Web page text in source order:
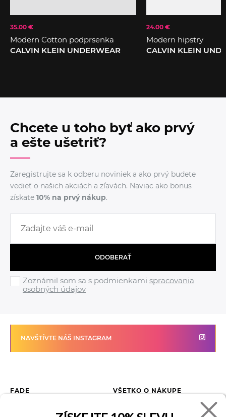
35.00 €
Modern Cotton podprsenka
CALVIN KLEIN UNDERWEAR
24.00 €
Modern hipstry
CALVIN KLEIN
Chcete u toho byť ako prvý
a ešte ušetriť?
Zaregistrujte sa k odberu noviniek a ako prvý budete
vedieť o našich akciách a zľavách. Naviac ako bonus
získate 10% na prvý nákup.
ODOBERAŤ
Zoznámil som sa s podmienkami spracovania
osobných údajov
NAVŠTÍVTE NÁŠ INSTAGRAM
FADE
VŠETKO O NÁKUPE